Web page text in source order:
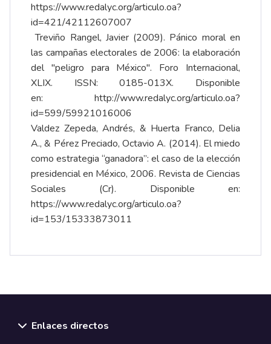
https://www.redalyc.org/articulo.oa?
id=421/42112607007
Treviño Rangel, Javier (2009). Pánico moral en
las campañas electorales de 2006: la elaboración
del "peligro para México". Foro Internacional,
XLIX. ISSN: 0185-013X. Disponible
en: http://www.redalyc.org/articulo.oa?
id=599/59921016006
Valdez Zepeda, Andrés, & Huerta Franco, Delia
A., & Pérez Preciado, Octavio A. (2014). El miedo
como estrategia “ganadora”: el caso de la elección
presidencial en México, 2006. Revista de Ciencias
Sociales (Cr). Disponible en:
https://www.redalyc.org/articulo.oa?
id=153/15333873011
Enlaces directos